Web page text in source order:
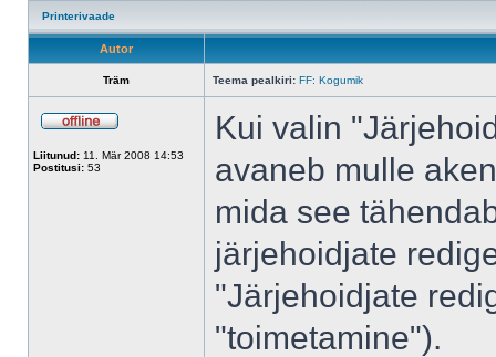
Printerivaade
Autor
Träm Teema pealkiri: FF: Kogumik
Liitunud: 11. Mär 2008 14:53
Postitusi: 53
Kui valin
avaneb mulle
mida see
järjehoidjate
"Järjehoidjate
"toimetamine").